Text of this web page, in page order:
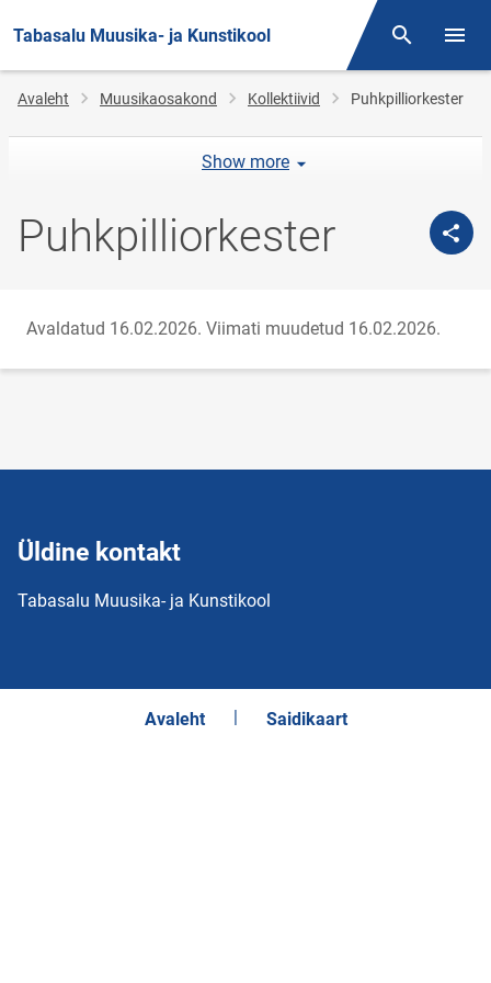
Tabasalu Muusika- ja Kunstikool Otsing
Jälglink
Avaleht Muusikaosakond Kollektiivid Puhkpilliorkester
Puhkpilliorkester
Show more
Avaldatud 16.02.2026. Viimati muudetud 16.02.2026.
Üldine kontakt
Tabasalu Muusika- ja Kunstikool
Avaleht Saidikaart